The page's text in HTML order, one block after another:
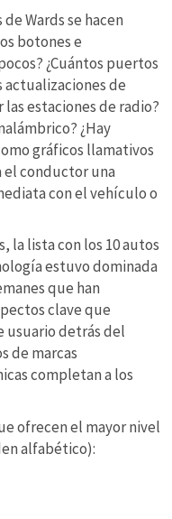
Wards se hacen
botones e
¿Cuántos puertos
actualizaciones de
estaciones de radio?
¿Hay
gráficos llamativos
el conductor una
con el vehículo o
la lista con los 10 autos
estuvo dominada
que han
clave que
usuario detrás del
de marcas
completan a los
ofrecen el mayor nivel
alfabético):